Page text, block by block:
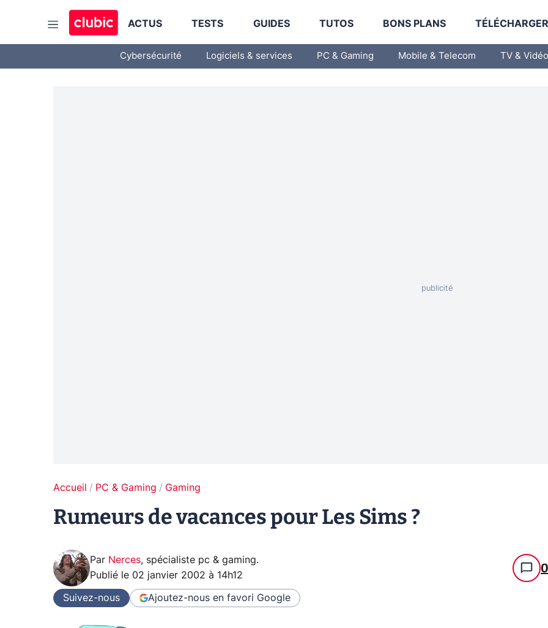
ACTUS TESTS GUIDES TUTOS BONS PLANS
Cybersécurité Logiciels & services PC & Gaming Mobile & Telecom TV & Vidéo
Accueil PC & Gaming Gaming
Rumeurs de vacances pour Les Sims ?
Par Nerces, spécialiste pc & gaming.
Publié le 02 janvier 2002 à 14h12 0
Suivez-nous Ajoutez-nous en favori Google